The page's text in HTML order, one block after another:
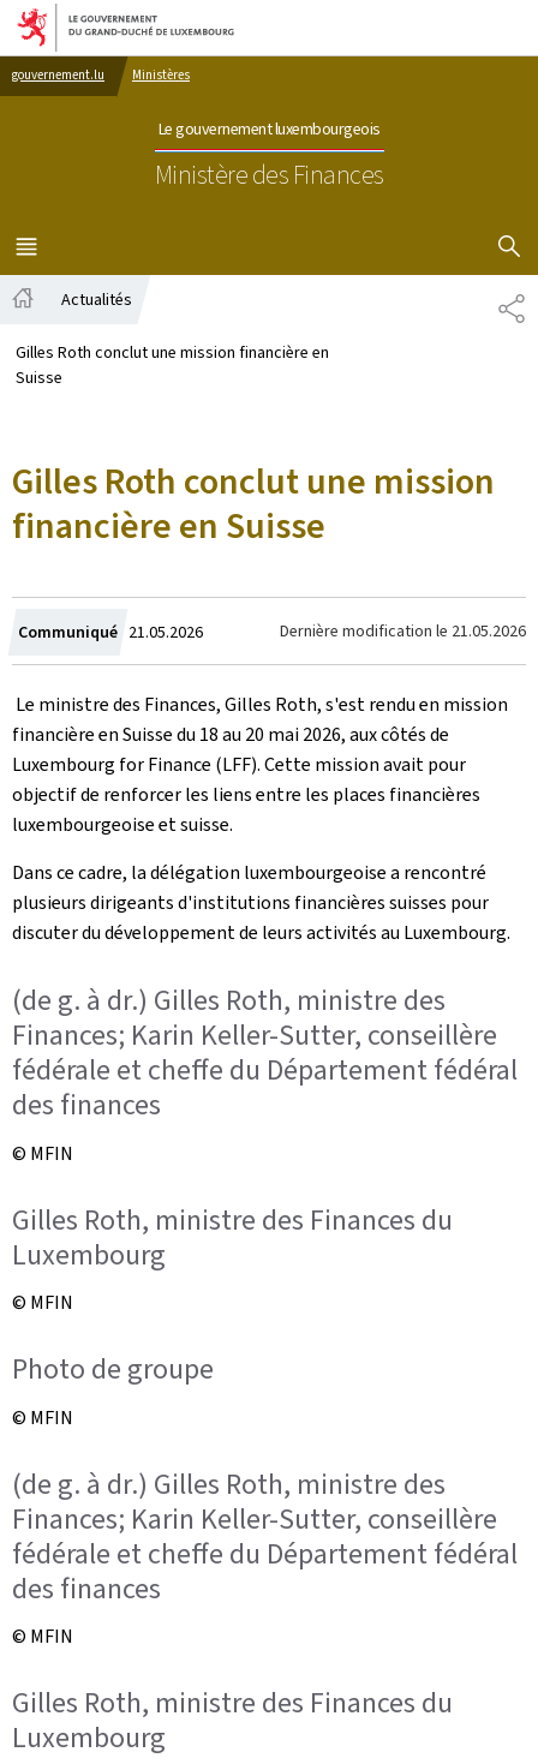
Aller au menu principal
Aller au contenu
gouvernement.lu Ministères
Le gouvernement luxembourgeois
Ministère des Finances
MENU
PRINCIPAL
Actualités
Gilles Roth conclut une mission financière en
Suisse
Gilles Roth conclut une mission
financière en Suisse
Communiqué Crée
le
21.05.2026 Dernière modification le 21.05.2026
Le ministre des Finances, Gilles Roth, s'est rendu en mission
financière en Suisse du 18 au 20 mai 2026, aux côtés de
Luxembourg for Finance (LFF). Cette mission avait pour
objectif de renforcer les liens entre les places financières
luxembourgeoise et suisse.
Dans ce cadre, la délégation luxembourgeoise a rencontré
plusieurs dirigeants d'institutions financières suisses pour
discuter du développement de leurs activités au Luxembourg.
(de g. à dr.) Gilles Roth, ministre des
Finances; Karin Keller-Sutter, conseillère
fédérale et cheffe du Département fédéral
des finances
© MFIN
Gilles Roth, ministre des Finances du
Luxembourg
© MFIN
Photo de groupe
© MFIN
(de g. à dr.) Gilles Roth, ministre des
Finances; Karin Keller-Sutter, conseillère
fédérale et cheffe du Département fédéral
des finances
© MFIN
Gilles Roth, ministre des Finances du
Luxembourg